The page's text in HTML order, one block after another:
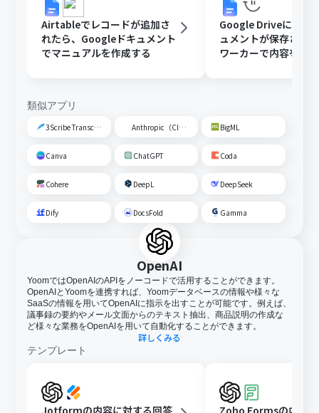
Airtableでレコードが追加さ
れたら、Googleドキュメント
でマニュアルを作成する
Google Driveに
ュメントが保存され
ワーカーで内容を読
類似アプリ
3Scribe Transcription Anthropic（Claude） BigML
Canva ChatGPT Coda
Cohere DeepL DeepSeek
Dify DocsFold Gamma
OpenAI
YoomではOpenAIのAPIをノーコードで活用することができます。
OpenAIとYoomを連携すれば、Yoomデータベースの情報や様々な
SaaSの情報を用いてOpenAIに指示を出すことが可能です。例えば、
議事録の要約やメール文面からのテキスト抽出、商品説明の作成な
ど様々な業務をOpenAIを用いて自動化することができます。
詳しくみる
テンプレート
Jotformの内容に対する回答
Zoho Formsの内容